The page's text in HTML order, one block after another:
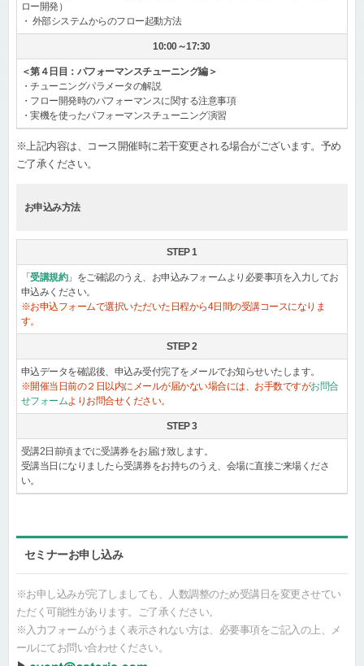
ロー開発）
・ 外部システムからのフロー起動方法
10:00～17:30
＜第４日目：パフォーマンスチューニング編＞
・チューニングパラメータの解説
・フロー開発時のパフォーマンスに関する注意事項
・実機を使ったパフォーマンスチューニング演習
※上記内容は、コース開催時に若干変更される場合がございます。予め
ご了承ください。
お申込み方法
STEP 1
「受講規約」をご確認のうえ、お申込みフォームより必要事項を入力してお
申込みください。
※お申込フォームで選択いただいた日程から4日間の受講コースになりま
す。
STEP 2
申込データを確認後、申込み受付完了をメールでお知らせいたします。
※開催当日前の２日以内にメールが届かない場合には、お手数ですがお問合
せフォームよりお問合せください。
STEP 3
受講2日前頃までに受講券をお届け致します。
受講当日になりましたら受講券をお持ちのうえ、会場に直接ご来場くださ
い。
セミナーお申し込み
※お申し込みが完了しましても、人数調整のため受講日を変更させてい
ただく可能性があります。ご了承ください。
※入力フォームがうまく表示されない方は、必要事項をご記入の上、メ
ールにてお問い合わせください。